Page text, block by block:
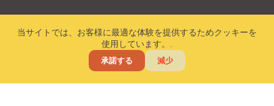
当サイトでは、お客様に最適な体験を提供するためクッキーを
使用しています。.
承諾する
減少
著作権 © 2023 Aungwinter 全著作権所有。.